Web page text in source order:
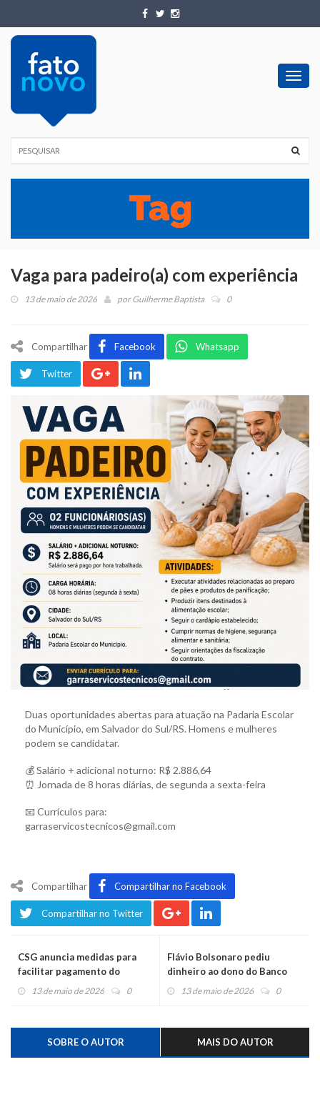
Vaga para padeiro(a) com experiência
13 de maio de 2026 porGuilherme Baptista 0
Compartilhar Facebook Whatsapp
Twitter
Duas oportunidades abertas para atuação na Padaria Escolar
do Município, em Salvador do Sul/RS. Homens e mulheres
podem se candidatar.
💰 Salário + adicional noturno: R$ 2.886,64
⏰ Jornada de 8 horas diárias, de segunda a sexta-feira
📧 Currículos para:
garraservicostecnicos@gmail.com
Compartilhar Compartilhar no Facebook
Compartilhar no Twitter
CSG anuncia medidas para
facilitar pagamento do
pedágio eletrônico free flow
13 de maio de 2026 0
Flávio Bolsonaro pediu
dinheiro ao dono do Banco
Master para o filme sobre seu
13 de maio de 2026 0
SOBRE O AUTOR MAIS DO AUTOR